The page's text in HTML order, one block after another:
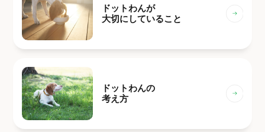
ドットわんが
大切にしていること
ドットわんの
考え方